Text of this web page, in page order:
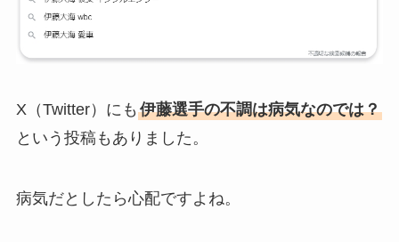
X（Twitter）にも 伊藤選手の不調は病気なのでは？
という投稿もありました。
病気だとしたら心配ですよね。